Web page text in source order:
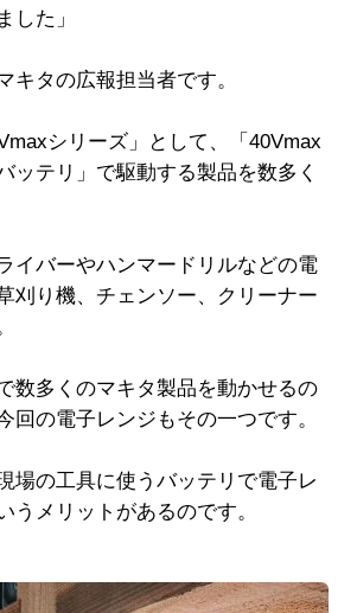
した」
タの広報担当者です。
シリーズ」として、「40Vmax
ッテリ」で駆動する製品を数多く
イバーやハンマードリルなどの電
刈り機、チェンソー、クリーナー
数多くのマキタ製品を動かせるの
回の電子レンジもその一つです。
場の工具に使うバッテリで電子レ
うメリットがあるのです。